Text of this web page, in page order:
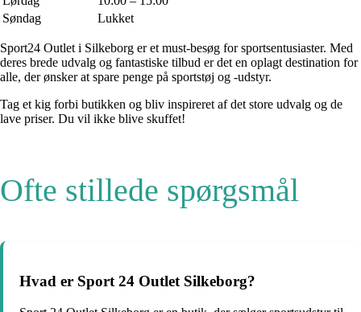
Søndag
Lukket
Sport24 Outlet i Silkeborg er et must-besøg for sportsentusiaster. Med
deres brede udvalg og fantastiske tilbud er det en oplagt destination for
alle, der ønsker at spare penge på sportstøj og -udstyr.
Tag et kig forbi butikken og bliv inspireret af det store udvalg og de
lave priser. Du vil ikke blive skuffet!
Ofte stillede spørgsmål
Hvad er Sport 24 Outlet Silkeborg?